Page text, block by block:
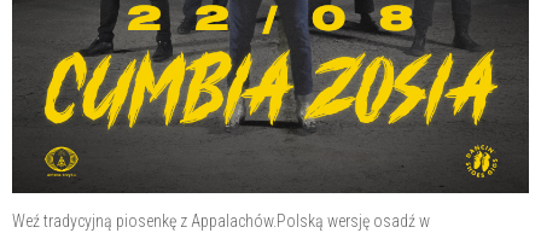
Weź tradycyjną piosenkę z Appalachów.Polską wersję osadź w